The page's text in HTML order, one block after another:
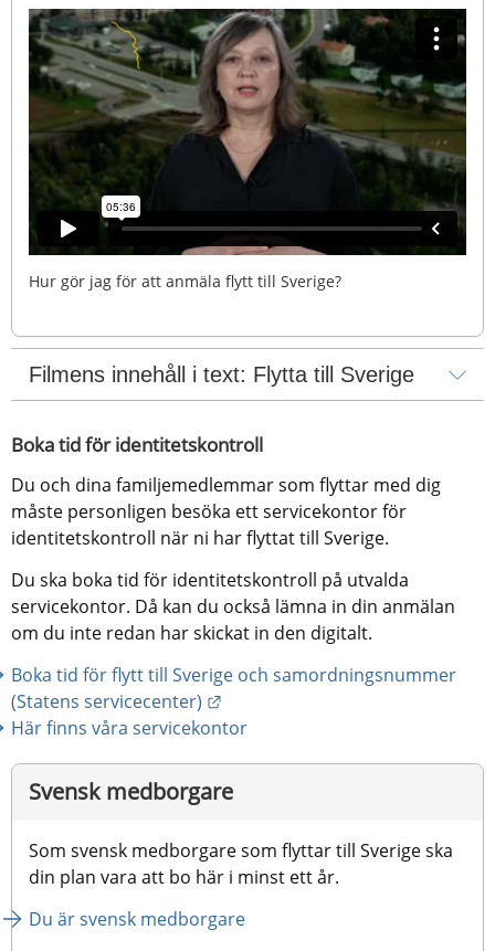
Hur gör jag för att anmäla flytt till Sverige?
Filmens innehåll i text: Flytta till Sverige
Boka tid för identitetskontroll
Du och dina familjemedlemmar som flyttar med dig
måste personligen besöka ett servicekontor för
identitetskontroll när ni har flyttat till Sverige.
Du ska boka tid för identitetskontroll på utvalda
servicekontor. Då kan du också lämna in din anmälan
om du inte redan har skickat in den digitalt.
Boka tid för flytt till Sverige och samordningsnummer
(Statens servicecenter)
Här finns våra servicekontor
Svensk medborgare
Som svensk medborgare som flyttar till Sverige ska
din plan vara att bo här i minst ett år.
Du är svensk medborgare